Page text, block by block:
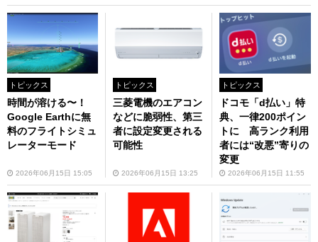
トピックス
時間が溶ける〜！
Google Earthに無
料のフライトシミュ
レーターモード
2026年06月15日 15:05
トピックス
三菱電機のエアコン
などに脆弱性、第三
者に設定変更される
可能性
2026年06月15日 13:25
トピックス
ドコモ「d払い」特
典、一律200ポイン
トに 高ランク利用
者には“改悪”寄りの
変更
2026年06月15日 11:55